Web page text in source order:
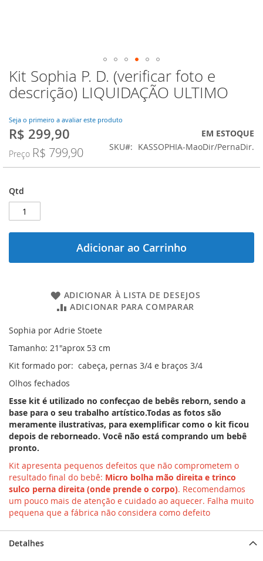
Kit Sophia P. D. (verificar foto e
descrição) LIQUIDAÇÃO ULTIMO
Seja o primeiro a avaliar este produto
Preço
R$ 299,90
Preço R$ 799,90
EM ESTOQUE
SKU
KASSOPHIA-MaoDir/PernaDir.
Qtd
Adicionar ao Carrinho
ADICIONAR À LISTA DE DESEJOS
ADICIONAR PARA COMPARAR
Sophia por Adrie Stoete
Tamanho: 21"aprox 53 cm
Kit formado por: cabeça, pernas 3/4 e braços 3/4
Olhos fechados
Esse kit é utilizado no confecçao de bebês reborn, sendo a
base para o seu trabalho artístico.Todas as fotos são
meramente ilustrativas, para exemplificar como o kit ficou
depois de reborneado. Você não está comprando um bebê
pronto.
Kit apresenta pequenos defeitos que não comprometem o
resultado final do bebê: Micro bolha mão direita e trinco
sulco perna direita (onde prende o corpo). Recomendamos
um pouco mais de atenção e cuidado ao aquecer. Falha muito
pequena que a fábrica não considera como defeito
Saltar
para
o
da
Galeria
imagens
Detalhes